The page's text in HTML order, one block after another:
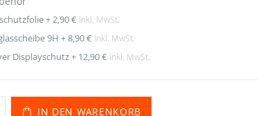
+2,90 € Inkl. MwSt.
9H+8,90 € Inkl. MwSt.
Displayschutz+ 12,90 € Inkl. MwSt.
IN DEN WARENKORB